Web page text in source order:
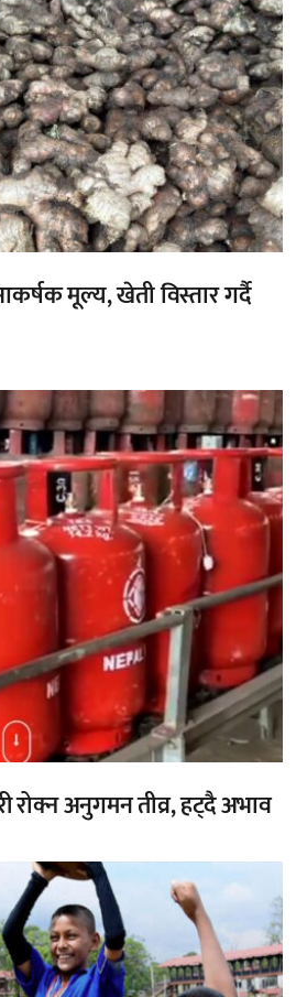
मूल्य, खेती विस्तार गर्दै
रोक्न अनुगमन तीव्र, हट्दै अभाव